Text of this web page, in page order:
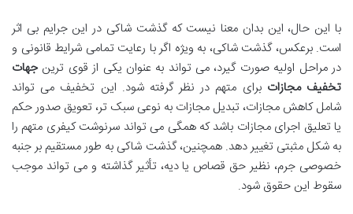
با این حال، این بدان معنا نیست که گذشت شاکی در این جرایم بی اثر
است. برعکس، گذشت شاکی، به ویژه اگر با رعایت تمامی شرایط قانونی و
در مراحل اولیه صورت گیرد، می تواند به عنوان یکی از قوی ترینجهات
تخفیف مجازات برای متهم در نظر گرفته شود. این تخفیف می تواند
شامل کاهش مجازات، تبدیل مجازات به نوعی سبک تر، تعویق صدور حکم
یا تعلیق اجرای مجازات باشد که همگی می تواند سرنوشت کیفری متهم را
به شکل مثبتی تغییر دهد. همچنین، گذشت شاکی به طور مستقیم بر جنبه
خصوصی جرم، نظیر حق قصاص یا دیه، تأثیر گذاشته و می تواند موجب
سقوط این حقوق شود.